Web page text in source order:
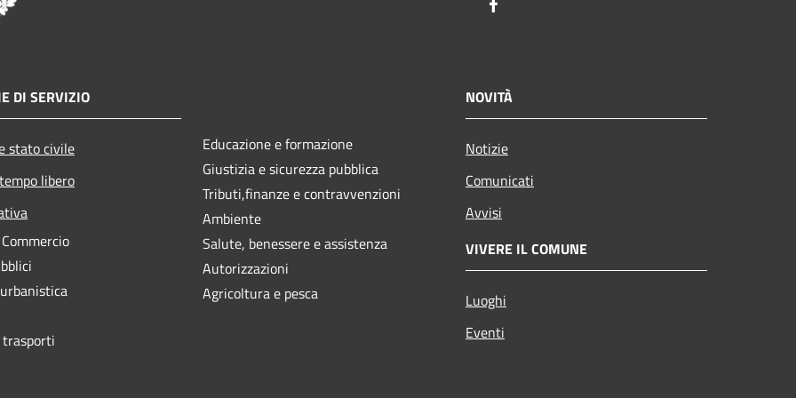
DI SERVIZIO
stato civile
libero
Educazione e formazione
Giustizia e sicurezza pubblica
Tributi,finanze e contravvenzioni
Ambiente
Salute, benessere e assistenza
Autorizzazioni
Agricoltura e pesca
NOVITÀ
Notizie
Comunicati
Avvisi
VIVERE IL COMUNE
Luoghi
Eventi